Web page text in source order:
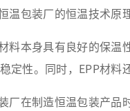
温包装厂的恒温技术原
本身具有良好的保温
定性。同时，EPP材料
在制造恒温包装产品